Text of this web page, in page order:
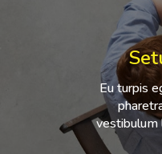
Eu turpis
vestibulum